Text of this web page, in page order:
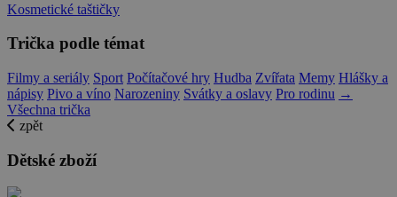
Kosmetické taštičky
Trička podle témat
Filmy a seriály Sport Počítačové hry Hudba Zvířata Memy Hlášky a
nápisy Pivo a víno Narozeniny Svátky a oslavy Pro rodinu →
Všechna trička
zpět
Dětské zboží